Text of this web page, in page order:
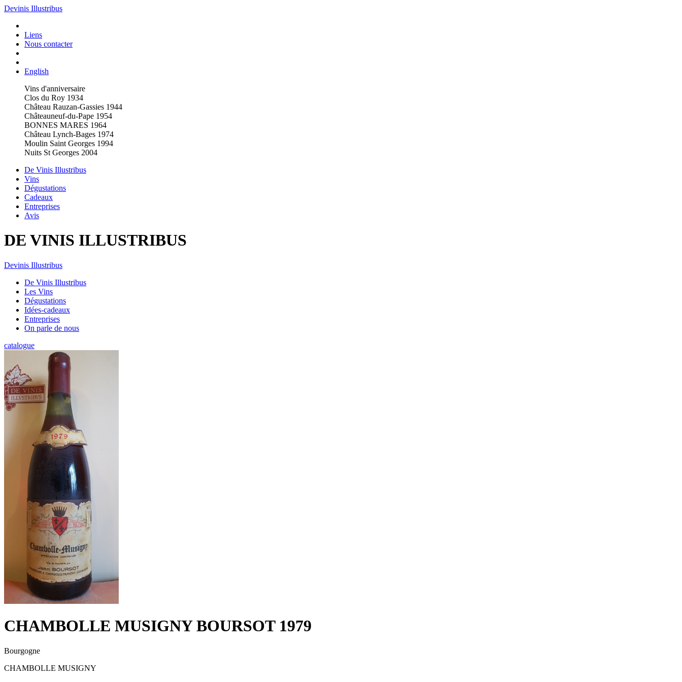
Devinis Illustribus
Liens
Nous contacter
English
Vins d'anniversaire
Clos du Roy 1934
Château Rauzan-Gassies 1944
Châteauneuf-du-Pape 1954
BONNES MARES 1964
Château Lynch-Bages 1974
Moulin Saint Georges 1994
Nuits St Georges 2004
De Vinis Illustribus
Vins
Dégustations
Cadeaux
Entreprises
Avis
DE VINIS ILLUSTRIBUS
Devinis Illustribus
De Vinis Illustribus
Les Vins
Dégustations
Idées-cadeaux
Entreprises
On parle de nous
catalogue
CHAMBOLLE MUSIGNY BOURSOT 1979
Bourgogne
CHAMBOLLE MUSIGNY